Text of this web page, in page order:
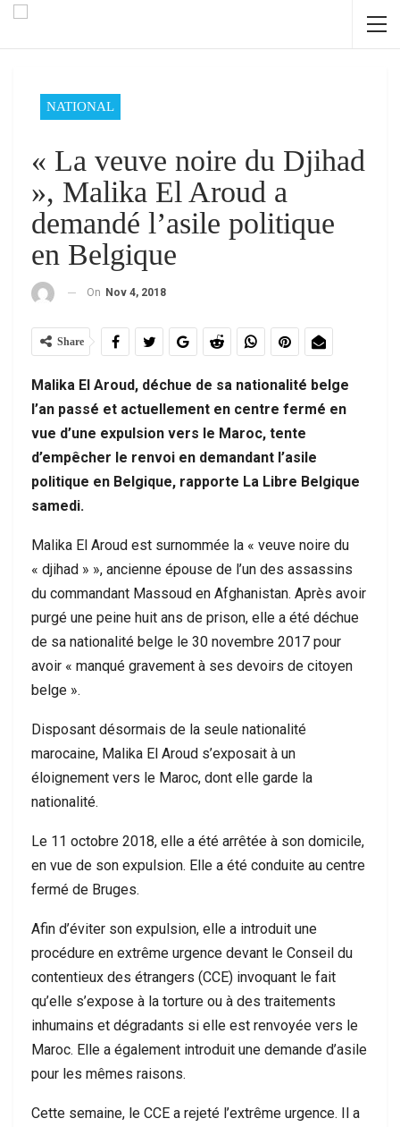
NATIONAL
« La veuve noire du Djihad
», Malika El Aroud a
demandé l’asile politique
en Belgique
On Nov 4, 2018
Share
Malika El Aroud, déchue de sa nationalité belge
l’an passé et actuellement en centre fermé en
vue d’une expulsion vers le Maroc, tente
d’empêcher le renvoi en demandant l’asile
politique en Belgique, rapporte La Libre Belgique
samedi.
Malika El Aroud est surnommée la « veuve noire du
« djihad » », ancienne épouse de l’un des assassins
du commandant Massoud en Afghanistan. Après avoir
purgé une peine huit ans de prison, elle a été déchue
de sa nationalité belge le 30 novembre 2017 pour
avoir « manqué gravement à ses devoirs de citoyen
belge ».
Disposant désormais de la seule nationalité
marocaine, Malika El Aroud s’exposait à un
éloignement vers le Maroc, dont elle garde la
nationalité.
Le 11 octobre 2018, elle a été arrêtée à son domicile,
en vue de son expulsion. Elle a été conduite au centre
fermé de Bruges.
Afin d’éviter son expulsion, elle a introduit une
procédure en extrême urgence devant le Conseil du
contentieux des étrangers (CCE) invoquant le fait
qu’elle s’expose à la torture ou à des traitements
inhumains et dégradants si elle est renvoyée vers le
Maroc. Elle a également introduit une demande d’asile
pour les mêmes raisons.
Cette semaine, le CCE a rejeté l’extrême urgence. Il a